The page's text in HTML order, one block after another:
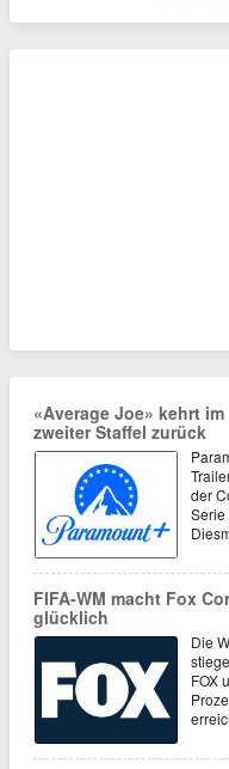
«Average Joe» kehrt
zweiter Staffel zurück
der
Serie
FIFA-WM macht Fox
glücklich
Die
FOX